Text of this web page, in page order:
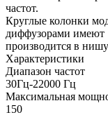
частот.
Круглые колонки
диффузорами имеют
производится в
Характеристики
Диапазон частот
30Гц-22000 Гц
Максимальная
150